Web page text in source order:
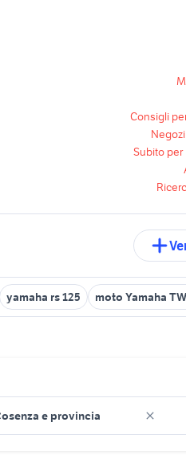
Consigli
Subito per
yamaha rs 125 moto Yamaha